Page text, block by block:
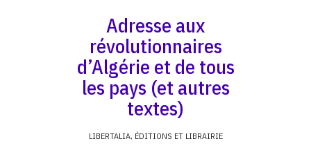
Adresse aux
révolutionnaires
d’Algérie et de tous
les pays (et autres
textes)
LIBERTALIA, ÉDITIONS ET LIBRAIRIE